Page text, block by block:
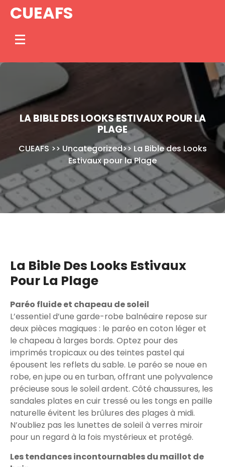
SkipCUEAFS
LA BIBLE DES LOOKS ESTIVAUX POUR LA
PLAGE
CUEAFS >> Uncategorized>> La Bible des Looks
Estivaux pour la Plage
La Bible Des Looks Estivaux
Pour La Plage
Paréo fluide et chapeau de soleil
L’essentiel d’une garde-robe balnéaire repose sur
deux pièces magiques : le paréo en coton léger et
le chapeau à larges bords. Optez pour des
imprimés tropicaux ou des teintes pastel qui
épousent les reflets du sable. Le paréo se noue en
robe, en jupe ou en turban, offrant une polyvalence
précieuse sous le soleil ardent. Côté chaussures, les
sandales plates en cuir tressé ou les tongs en paille
naturelle évitent les brûlures des plages à midi.
N’oubliez pas les lunettes de soleil à verres miroir
pour un regard à la fois mystérieux et protégé.
Les tendances incontournables du maillot de